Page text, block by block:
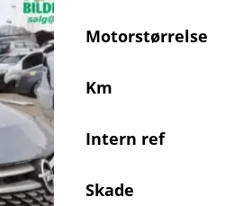
Motorstørrelse
Km
Intern ref
Skade